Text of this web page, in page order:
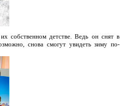
собственном детстве. Ведь он снят в
снова смогут увидеть зиму по-